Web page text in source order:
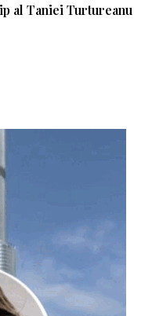
al Taniei Turtureanu